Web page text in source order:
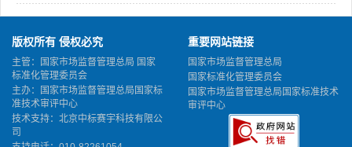
版权所有 侵权必究
主管：国家市场监督管理总局 国家
标准化管理委员会
主办：国家市场监督管理总局国家标
准技术审评中心
技术支持：北京中标赛宇科技有限公
司
重要网站链接
国家市场监督管理总局
国家标准化管理委员会
国家市场监督管理总局国家标准技术
审评中心